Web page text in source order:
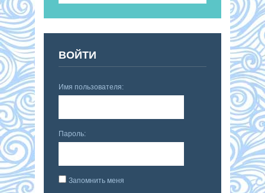
ВОЙТИ
Имя пользователя:
Пароль:
Запомнить меня